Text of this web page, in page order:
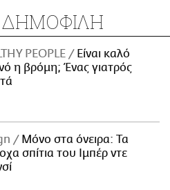
ΔΗΜΟΦΙΛΗ
PEOPLE
Είναι καλό
η βρόμη; Ένας γιατρός
Μόνο στα όνειρα: Τα
σπίτια του Ιμπέρ ντε